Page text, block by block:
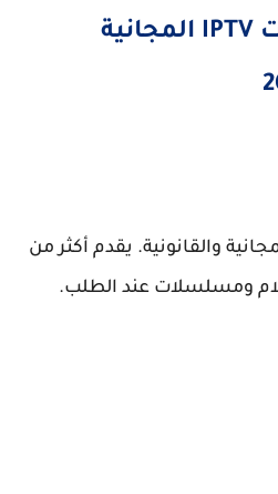
أفضل تطبيقات IPTV المجانية
والقانونية. يقدم أكثر من